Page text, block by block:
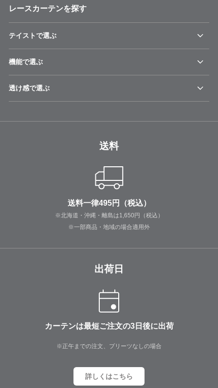
レースカーテンを探す
テイストで選ぶ
機能で選ぶ
透け感で選ぶ
送料
送料一律495円（税込）
※北海道・沖縄・離島は1,650円（税込）
※一部商品・地域の場合適用外
出荷日
カーテンは最短ご注文の3日後に出荷
※正午までの注文、プリーツなしの場合
詳しくはこちら